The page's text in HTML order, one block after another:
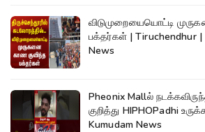
விடுமுறையையொட்டி
பக்தர்கள் | Tiruchendhur |
News
Pheonix Mallல்
குறித்து HIPHOPadhi
Kumudam News